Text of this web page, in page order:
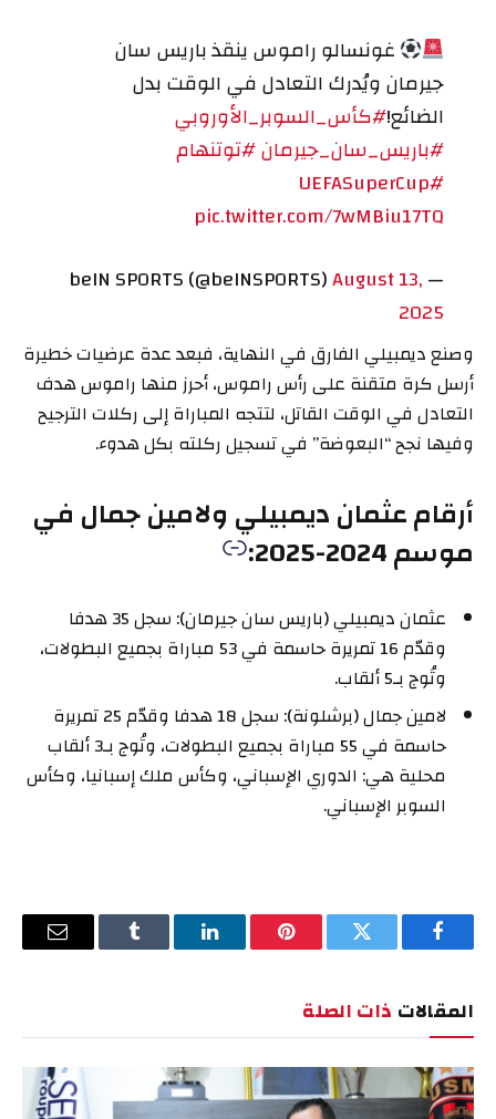
غونسالو راموس ينقذ باريس سان
جيرمان ويُدرك التعادل في الوقت بدل
الضائع!#كأس_السوبر_الأوروبي
#باريس_سان_جيرمان#توتنهام
#UEFASuperCup
pic.twitter.com/7wMBiu17TQ
— beIN SPORTS (@beINSPORTS)
August 13,
2025
وصنع ديمبيلي الفارق في النهاية، فبعد عدة عرضيات خطيرة
أرسل كرة متقنة على رأس راموس، أحرز منها راموس هدف
التعادل في الوقت القاتل، لتتجه المباراة إلى ركلات الترجيح
وفيها نجح “البعوضة” في تسجيل ركلته بكل هدوء.
أرقام عثمان ديمبيلي ولامين جمال في
موسم 2024-2025:
عثمان ديمبيلي (باريس سان جيرمان): سجل 35 هدفا
وقدّم 16 تمريرة حاسمة في 53 مباراة بجميع البطولات،
وتُوج بـ5 ألقاب.
لامين جمال (برشلونة): سجل 18 هدفا وقدّم 25 تمريرة
حاسمة في 55 مباراة بجميع البطولات، وتُوج بـ3 ألقاب
محلية هي: الدوري الإسباني، وكأس ملك إسبانيا، وكأس
السوبر الإسباني.
فيسبوك تويتر بينتيريستلينكدإن Tumblr
البريد
المقالات ذات الصلة